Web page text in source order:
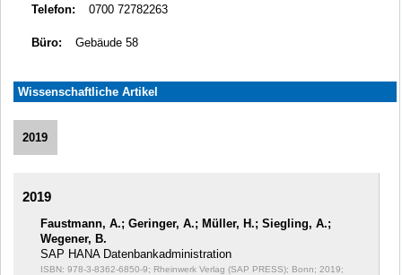
Telefon: 0700 72782263
Büro: Gebäude 58
Wissenschaftliche Artikel
2019
2019
Faustmann, A.; Geringer, A.; Müller, H.; Siegling, A.;
Wegener, B.
SAP HANA Datenbankadministration
ISBN: 978-3-8362-6850-9; Rheinwerk Verlag (SAP PRESS); Bonn; 2019;